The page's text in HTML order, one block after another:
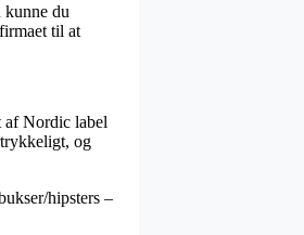
du
til at
af Nordic label
og
hipsters –